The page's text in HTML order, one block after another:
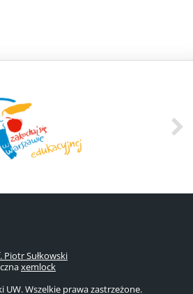
Piotr Sułkowski
xemlock
UW. Wszelkie prawa zastrzeżone.